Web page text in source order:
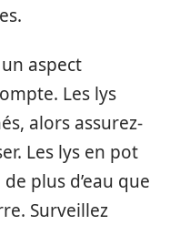
aspect
Les lys
alors assurez-
Les lys en pot
plus d’eau que
Surveillez